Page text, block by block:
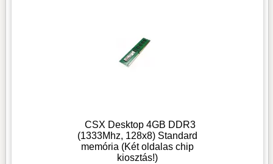
CSX Desktop 4GB DDR3
(1333Mhz, 128x8) Standard
memória (Két oldalas chip
kiosztás!)